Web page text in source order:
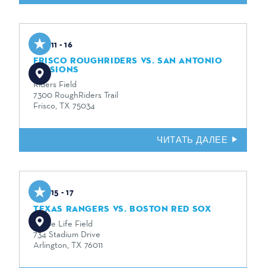
Aug 11 - 16
FRISCO ROUGHRIDERS VS. SAN ANTONIO
MISSIONS
Riders Field
7300 RoughRiders Trail
Frisco, TX 75034
ЧИТАТЬ ДАЛЕЕ
Aug 15 - 17
TEXAS RANGERS VS. BOSTON RED SOX
Globe Life Field
734 Stadium Drive
Arlington, TX 76011